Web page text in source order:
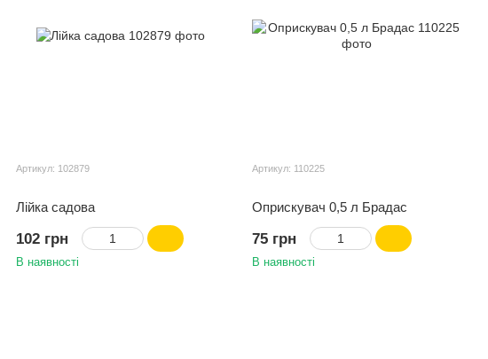
Артикул: 102879
Лійка садова
102 грн
В наявності
Артикул: 110225
Оприскувач 0,5 л Брадас
75 грн
В наявності